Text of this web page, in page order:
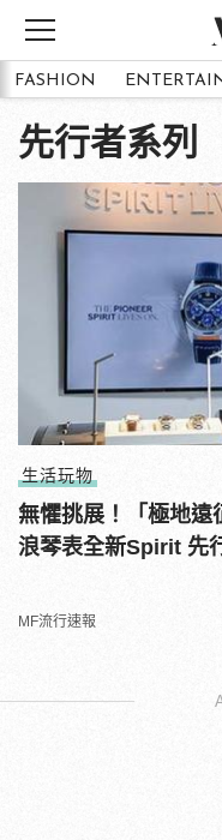
FASHION
先行者系列
生活玩物
無懼挑展！「極地
浪琴表全新Spirit 先
MF流行速報